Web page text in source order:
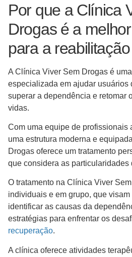
Por que a Clínica
Drogas é a
para a reabilitação
A Clínica Viver Sem Drogas é
especializada em ajudar usuários
superar a dependência e retomar
vidas.
Com uma equipe de profissionais
uma estrutura moderna e
Drogas oferece um tratamento
que considera as particularidades
O tratamento na Clínica Viver
individuais e em grupo, que
identificar as causas da
estratégias para enfrentar os
recuperação.
A clínica oferece atividades